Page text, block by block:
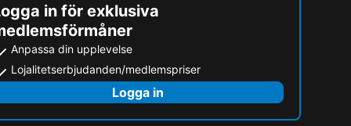
in för exklusiva
Anpassa din upplevelse
Lojalitetserbjudanden/medlemspriser
Logga in